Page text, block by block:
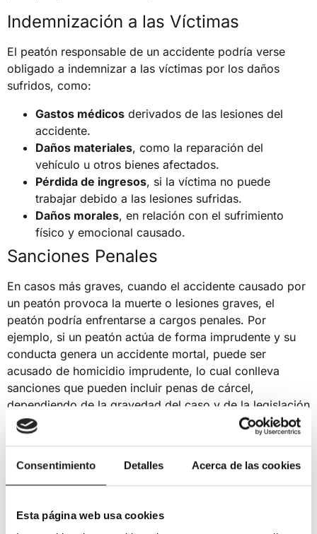
Consentimiento Detalles Acerca de las cookies
Esta página web usa cookies
Indemnización a las Víctimas
El peatón responsable de un accidente podría verse
obligado a indemnizar a las víctimas por los daños
sufridos, como:
Gastos médicos derivados de las lesiones del
accidente.
Daños materiales, como la reparación del
vehículo u otros bienes afectados.
Pérdida de ingresos, si la víctima no puede
trabajar debido a las lesiones sufridas.
Daños morales, en relación con el sufrimiento
físico y emocional causado.
Sanciones Penales
En casos más graves, cuando el accidente causado por
un peatón provoca la muerte o lesiones graves, el
peatón podría enfrentarse a cargos penales. Por
ejemplo, si un peatón actúa de forma imprudente y su
conducta genera un accidente mortal, puede ser
acusado de homicidio imprudente, lo cual conlleva
sanciones que pueden incluir penas de cárcel,
dependiendo de la gravedad del caso y de la legislación
vigente.
Ejemplos de Accidentes
Provocados por Peatones
Veamos algunos ejemplos de cómo un peatón puede
provocar un accidente de tráfico: